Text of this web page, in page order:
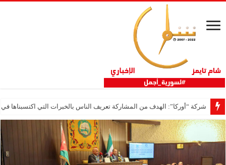
شركة “أوركا”: الهدف من المشاركة تعريف الناس بالخبرات التي اكتسبناها